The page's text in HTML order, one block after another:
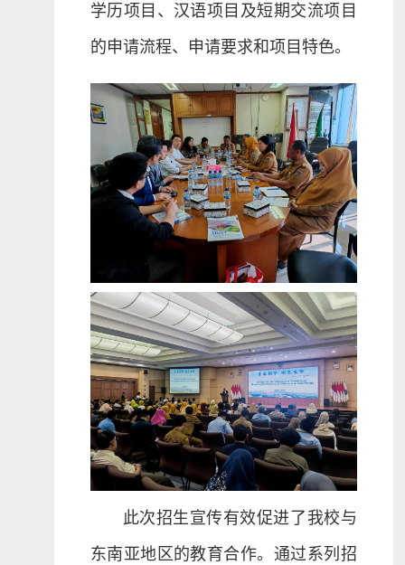
学历项目、汉语项目及短期交流项目
的申请流程、申请要求和项目特色。
此次招生宣传有效促进了我校与
东南亚地区的教育合作。通过系列招